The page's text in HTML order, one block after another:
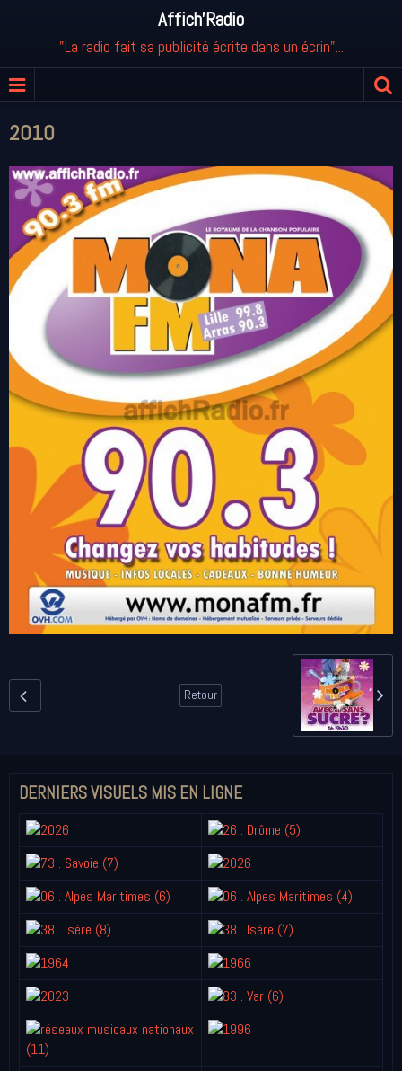
Affich'Radio
"La radio fait sa publicité écrite dans un écrin"...
2010
Retour
DERNIERS VISUELS MIS EN LIGNE